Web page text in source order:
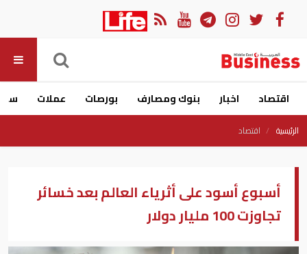
اقتصاد اخبار بنوك ومصارف بورصات عملات
الرئيسية اقتصاد
أسبوع أسود على أثرياء العالم بعد خسائر
تجاوزت 100 مليار دولار